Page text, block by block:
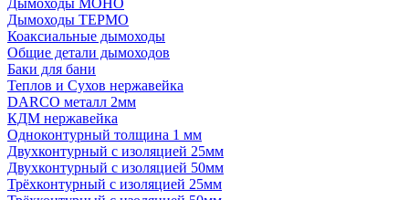
Дымоходы МОНО
Дымоходы ТЕРМО
Коаксиальные дымоходы
Общие детали дымоходов
Баки для бани
Теплов и Сухов нержавейка
DARCO металл 2мм
КДМ нержавейка
Одноконтурный толщина 1 мм
Двухконтурный с изоляцией 25мм
Двухконтурный с изоляцией 50мм
Трёхконтурный с изоляцией 25мм